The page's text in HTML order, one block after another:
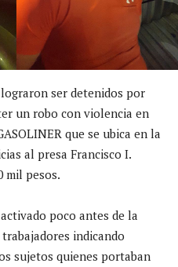
ser detenidos por
un robo con violencia en
que se ubica en la
al presa Francisco I.
mil pesos.
poco antes de la
indicando
sujetos quienes portaban